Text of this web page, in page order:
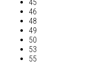
45
46
48
49
50
53
55